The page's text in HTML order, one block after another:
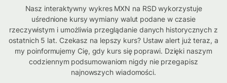
Nasz interaktywny wykres MXN na RSD wykorzystuje
uśrednione kursy wymiany walut podane w czasie
rzeczywistym i umożliwia przeglądanie danych historycznych z
ostatnich 5 lat. Czekasz na lepszy kurs? Ustaw alert już teraz, a
my poinformujemy Cię, gdy kurs się poprawi. Dzięki naszym
codziennym podsumowaniom nigdy nie przegapisz
najnowszych wiadomości.